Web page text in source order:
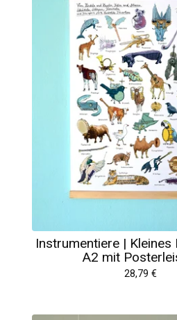
Instrumentiere | Kleines
A2 mit
28,79€